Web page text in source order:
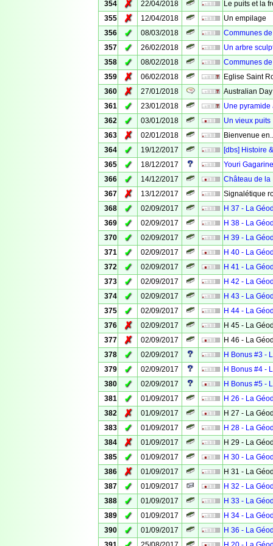
354
✗ 22/04/2018
Le puits et la
355
✗ 12/04/2018
Un empilage
356
✓ 08/03/2018
Communes
357
✓ 26/02/2018
Un arbre
358
✓ 08/02/2018
Communes
359
✗ 06/02/2018
Eglise Saint
360
✗ 27/01/2018
Australian
361
✓ 23/01/2018
Une pyramide
362
✓ 03/01/2018
Un vieux puits
363
✗ 02/01/2018
Bienvenue
364
✓ 19/12/2017
[dbs] Histoire
365
✓ 18/12/2017
Youri Gagarine
366
✓ 14/12/2017
Château de la
367
✗ 13/12/2017
Signalétique
368
✓ 02/09/2017
H 37 - La
369
✓ 02/09/2017
H 38 - La
370
✓ 02/09/2017
H 39 - La
371
✓ 02/09/2017
H 40 - La
372
✓ 02/09/2017
H 41 - La
373
✓ 02/09/2017
H 42 - La
374
✓ 02/09/2017
H 43 - La
375
✓ 02/09/2017
H 44 - La
376
✗ 02/09/2017
H 45 - La
377
✗ 02/09/2017
H 46 - La
378
✓ 02/09/2017
H Bonus #3 -
379
✓ 02/09/2017
H Bonus #4 -
380
✓ 02/09/2017
H Bonus #5 -
381
✓ 01/09/2017
H 26 - La
382
✗ 01/09/2017
H 27 - La
383
✓ 01/09/2017
H 28 - La
384
✗ 01/09/2017
H 29 - La
385
✓ 01/09/2017
H 30 - La
386
✗ 01/09/2017
H 31 - La
387
✓ 01/09/2017
H 32 - La
388
✓ 01/09/2017
H 33 - La
389
✓ 01/09/2017
H 34 - La
390
✓ 01/09/2017
H 36 - La